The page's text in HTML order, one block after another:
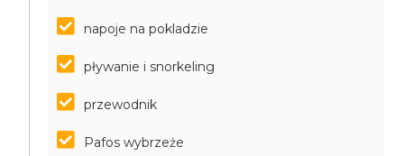
napoje na pokladzie
pływanie i snorkeling
przewodnik
Pafos wybrzeże